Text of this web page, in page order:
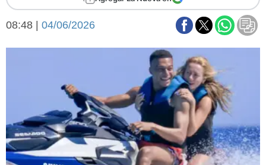
Cines
Economía y campo
Economía y finanzas
Con el campo
Espacio empresas
Sociedad y tiempo
Sociedad
Tecnología
Turismo
Salud
Es viral
El tiempo
08:48 | 04/06/2026